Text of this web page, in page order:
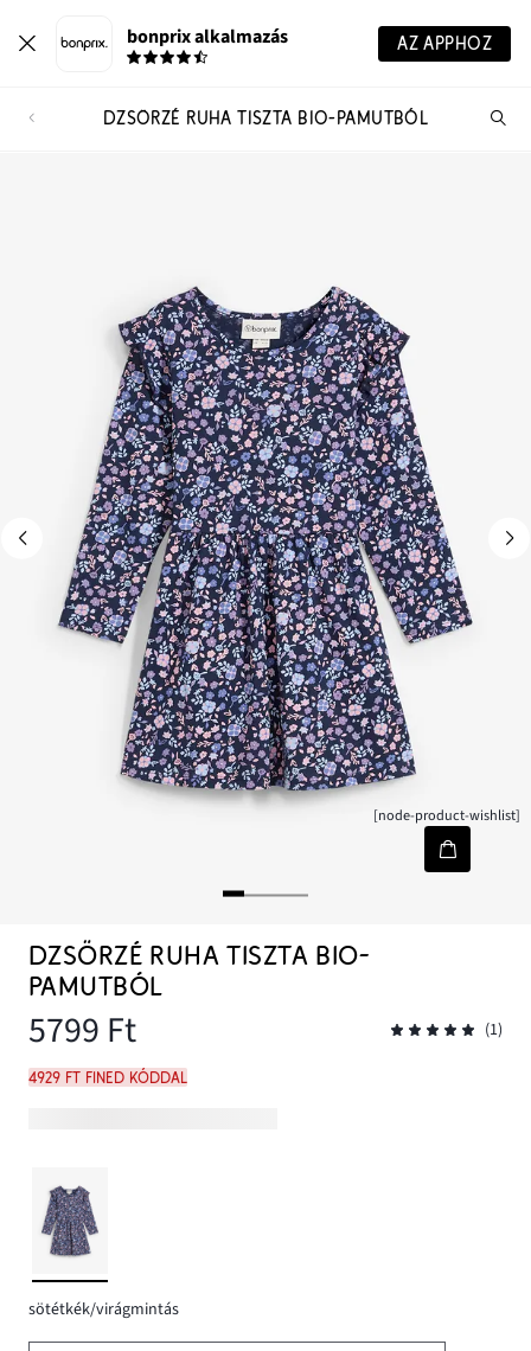
bonprix alkalmazás AZ APPHOZ
DZSÖRZÉ RUHA TISZTA BIO-PAMUTBÓL
[node-product-wishlist]
DZSÖRZÉ RUHA TISZTA BIO-
PAMUTBÓL
5799 Ft (1)
4929 Ft FINED kóddal
sötétkék/virágmintás